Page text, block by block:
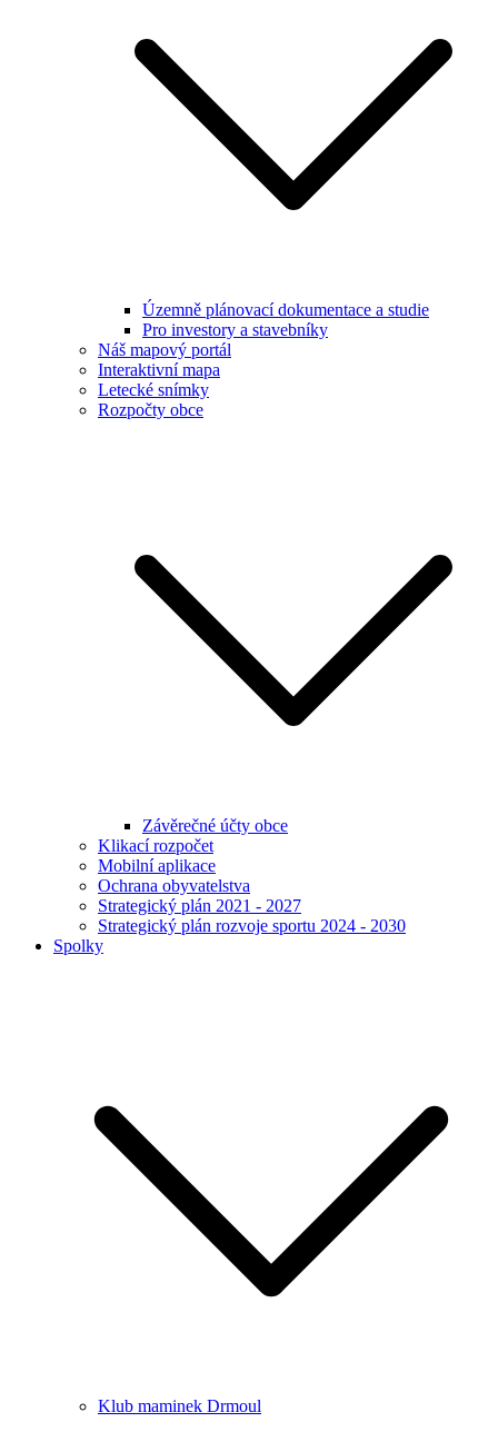
Územně plánovací dokumentace a studie
Pro investory a stavebníky
Náš mapový portál
Interaktivní mapa
Letecké snímky
Rozpočty obce
Závěrečné účty obce
Klikací rozpočet
Mobilní aplikace
Ochrana obyvatelstva
Strategický plán 2021 - 2027
Strategický plán rozvoje sportu 2024 - 2030
Spolky
Klub maminek Drmoul